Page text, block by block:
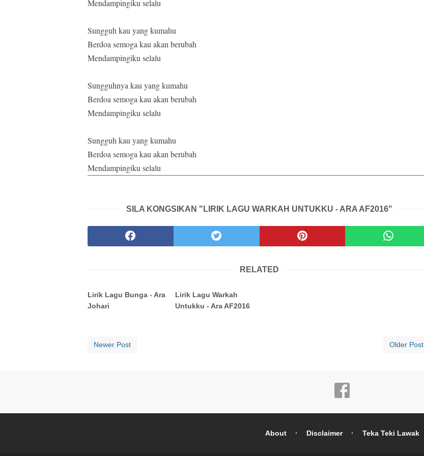
Mendampingiku selalu
Sungguh kau yang kumahu
Berdoa semoga kau akan berubah
Mendampingiku selalu
Sungguhnya kau yang kumahu
Berdoa semoga kau akan berubah
Mendampingiku selalu
Sungguh kau yang kumahu
Berdoa semoga kau akan berubah
Mendampingiku selalu
SILA KONGSIKAN "LIRIK LAGU WARKAH UNTUKKU - ARA AF2016"
RELATED
Lirik Lagu Bunga - Ara
Johari
Lirik Lagu Warkah
Untukku - Ara AF2016
Newer Post Older Post
About Disclaimer Teka Teki Lawak